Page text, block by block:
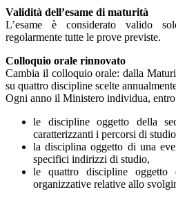
Validità dell’esame di maturità
L’esame è considerato valido
regolarmente tutte le prove previste.
Colloquio orale rinnovato
Cambia il colloquio orale: dalla
su quattro discipline scelte
Ogni anno il Ministero individua,
le discipline oggetto della
caratterizzanti i percorsi di studio
la disciplina oggetto di una
specifici indirizzi di studio,
le quattro discipline
organizzative relative allo